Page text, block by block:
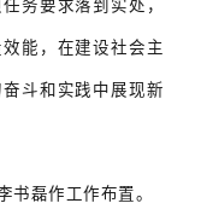
务要求落到实处，
能，在建设社会主
斗和实践中展现新
磊作工作布置。